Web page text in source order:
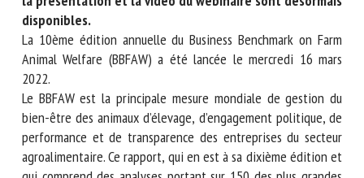
désormais disponibles.
La 10ème édition annuelle du Business Benchmark on Farm
Animal Welfare (BBFAW) a été lancée le mercredi 16 mars
2022.
Le BBFAW est la principale mesure mondiale de gestion du
bien-être des animaux d’élevage, d’engagement politique,
de performance et de transparence des entreprises du
secteur agroalimentaire. Ce rapport, qui en est à sa dixième
Prénom *
Organisme *
E-mail *